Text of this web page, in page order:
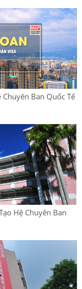
Ban Quốc Tế
Hệ Chuyên Ban